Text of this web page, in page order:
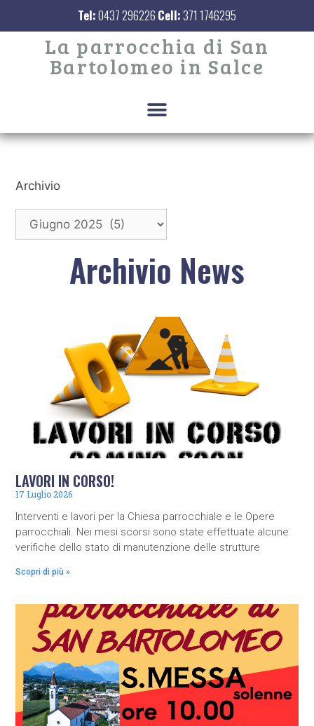
Tel:0437 296226 Cell:371 1746295
La parrocchia di San
Bartolomeo in Salce
Archivio
Archivio News
LAVORI IN CORSO!
17 Luglio 2026
Interventi e lavori per la Chiesa parrocchiale e le Opere
parrocchiali. Nei mesi scorsi sono state effettuate alcune
verifiche dello stato di manutenzione delle strutture
Scopri di più »